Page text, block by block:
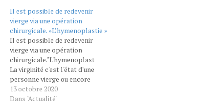
adultes Evelyn Miller avait
20 ans quand elle a
découvert qu’elle était née
avec deux vagins et deux
utérus, une condition
médicale rare nommée
«utérus didelphe».…
le « faux look bimbo ».…
Il est possible de redevenir
vierge via une opération
chirurgicale. »L’hymenoplastie »
Il est possible de redevenir
vierge via une opération
chirurgicale."L'hymenoplastie"
La virginité c'est l'état d'une
personne vierge ou encore
n'ayant jamais eu de
relations sexuelle donc
13 octobre 2020
Dans "Actualité"